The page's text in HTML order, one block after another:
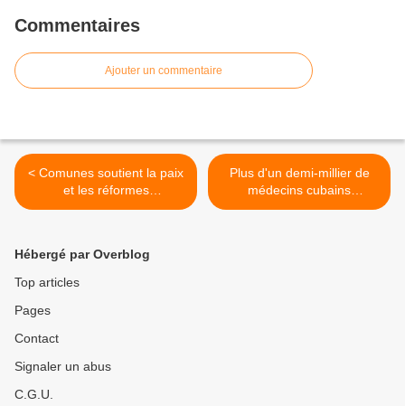
Commentaires
Ajouter un commentaire
< Comunes soutient la paix
et les réformes
gouvernementales en
Plus d'un demi-millier de
médecins cubains
travaillent déjà au Mexique
Hébergé par Overblog
Top articles
Pages
Contact
Signaler un abus
C.G.U.